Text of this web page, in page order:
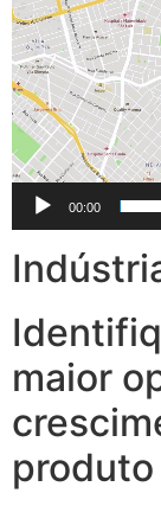
vídeo
00:00
maior
produto